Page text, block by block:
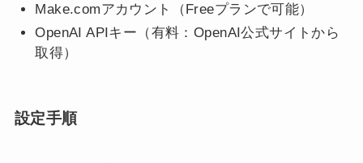
Make.comアカウント（Freeプランで可能）
OpenAI APIキー（有料：OpenAI公式サイトから
取得）
設定手順